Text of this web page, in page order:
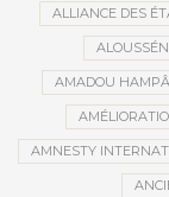
ALLIANCE DES
AMADOU
AMNESTY